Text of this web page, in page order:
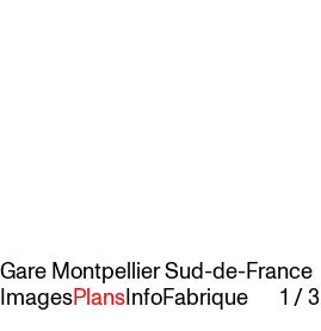
Gare Montpellier Sud-de-France
ImagesPlansInfoFabrique 1/3